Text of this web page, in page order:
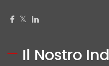
Il Nostro